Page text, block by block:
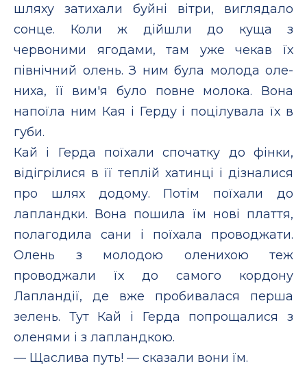
шляху затихали буйні вітри, виглядало
сонце. Коли ж дійшли до куща з
червоними ягодами, там уже чекав їх
північний олень. З ним була молода оле-
ниха, її вим'я було повне молока. Вона
напоїла ним Кая і Герду і поцілувала їх в
губи.
Кай і Герда поїхали спочатку до фінки,
відігрілися в її теплій хатинці і дізналися
про шлях додому. Потім поїхали до
лапландки. Вона пошила їм нові плаття,
полагодила сани і поїхала проводжати.
Олень з молодою оленихою теж
проводжали їх до самого кордону
Лапландії, де вже пробивалася перша
зелень. Тут Кай і Герда попрощалися з
оленями і з лапландкою.
— Щаслива путь! — сказали вони їм.